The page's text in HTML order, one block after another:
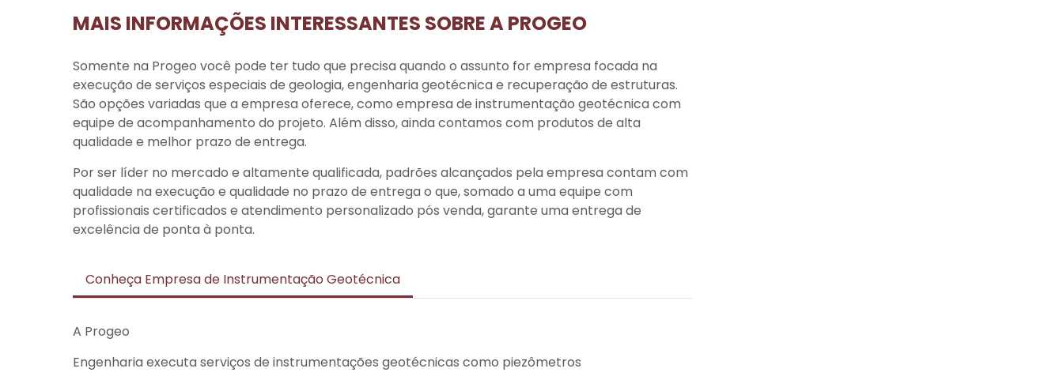
MAIS INFORMAÇÕES INTERESSANTES SOBRE A PROGEO
Somente na Progeo você pode ter tudo que precisa quando o assunto for empresa focada na
execução de serviços especiais de geologia, engenharia geotécnica e recuperação de estruturas.
São opções variadas que a empresa oferece, como empresa de instrumentação geotécnica com
equipe de acompanhamento do projeto. Além disso, ainda contamos com produtos de alta
qualidade e melhor prazo de entrega.
Por ser líder no mercado e altamente qualificada, padrões alcançados pela empresa contam com
qualidade na execução e qualidade no prazo de entrega o que, somado a uma equipe com
profissionais certificados e atendimento personalizado pós venda, garante uma entrega de
excelência de ponta à ponta.
Conheça Empresa de Instrumentação Geotécnica
A Progeo
Engenharia executa serviços de instrumentações geotécnicas como piezômetros